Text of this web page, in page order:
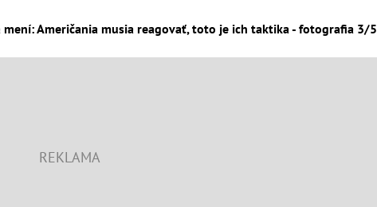
mení: Američania musia reagovať, toto je ich taktika - fotografia 3/5